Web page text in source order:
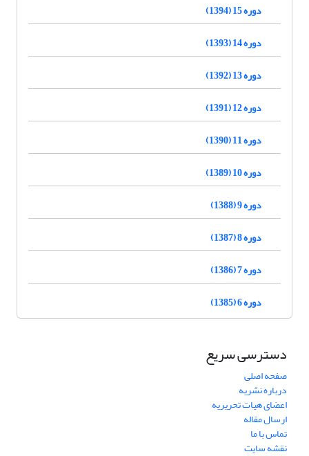
دوره 15 (1394)
دوره 14 (1393)
دوره 13 (1392)
دوره 12 (1391)
دوره 11 (1390)
دوره 10 (1389)
دوره 9 (1388)
دوره 8 (1387)
دوره 7 (1386)
دوره 6 (1385)
دسترسی سریع
صفحه اصلی
درباره نشریه
اعضای هیات تحریریه
ارسال مقاله
تماس با ما
نقشه سایت